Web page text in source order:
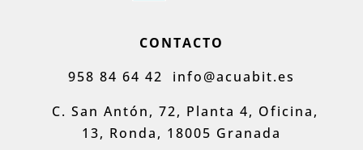
CONTACTO
958 84 64 42 info@acuabit.es
C. San Antón, 72, Planta 4, Oficina,
13, Ronda, 18005 Granada